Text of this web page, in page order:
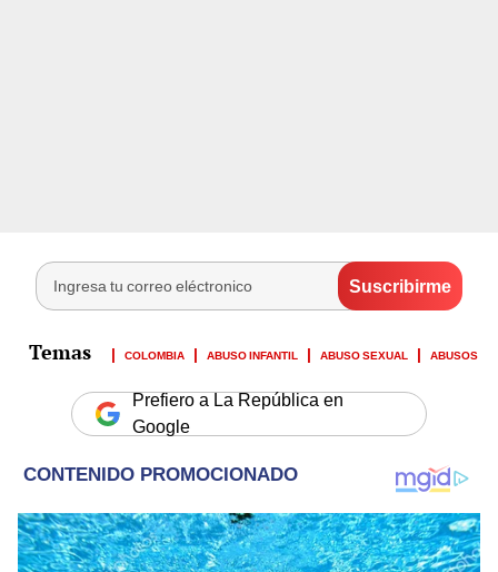
COLOMBIA ABUSO INFANTIL ABUSO SEXUAL ABUSOS
Prefiero a La República en
Google